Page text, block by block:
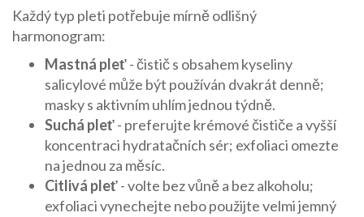
Každý typ pleti potřebuje mírně odlišný
harmonogram:
Mastná pleť- čistič s obsahem kyseliny
salicylové může být používán dvakrát denně;
masky s aktivním uhlím jednou týdně.
Suchá pleť- preferujte krémové čističe a vyšší
koncentraci hydratačních sér; exfoliaci omezte
na jednou za měsíc.
Citlivá pleť- volte bez vůně a bez alkoholu;
exfoliaci vynechejte nebo použijte velmi jemný